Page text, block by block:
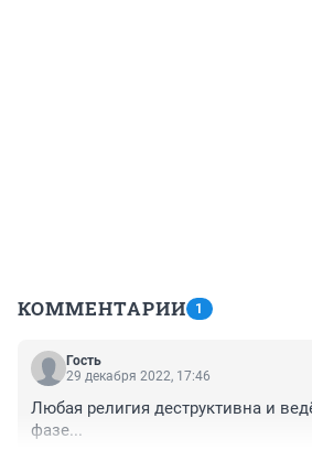
КОММЕНТАРИИ 1
Гость
29 декабря 2022, 17:46
Любая религия деструктивна и
фазе...